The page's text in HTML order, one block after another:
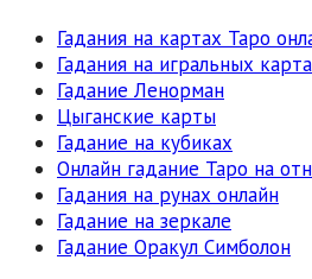
Гадания на картах Таро
Гадания на игральных
Гадание Ленорман
Цыганские карты
Гадание на кубиках
Онлайн гадание Таро на
Гадания на рунах онлайн
Гадание на зеркале
Гадание Оракул Симболон